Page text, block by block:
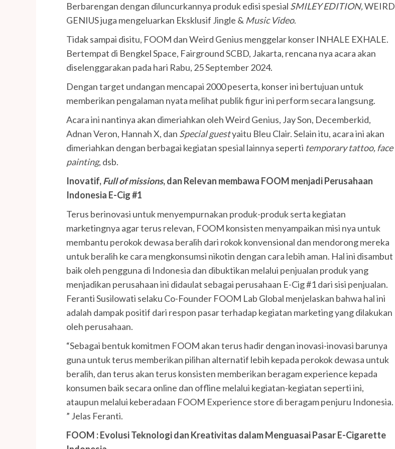
Berbarengan dengan diluncurkannya produk edisi spesial SMILEY EDITION,WEIRD
GENIUS juga mengeluarkan Eksklusif Jingle & Music Video.
Tidak sampai disitu, FOOM dan Weird Genius menggelar konser INHALE EXHALE.
Bertempat di Bengkel Space, Fairground SCBD, Jakarta, rencana nya acara akan
diselenggarakan pada hari Rabu, 25 September 2024.
Dengan target undangan mencapai 2000 peserta, konser ini bertujuan untuk
memberikan pengalaman nyata melihat publik figur ini perform secara langsung.
Acara ini nantinya akan dimeriahkan oleh Weird Genius, Jay Son, Decemberkid,
Adnan Veron, Hannah X, dan Special guestyaitu Bleu Clair. Selain itu, acara ini akan
dimeriahkan dengan berbagai kegiatan spesial lainnya seperti temporary tattoo, face
painting, dsb.
Inovatif,Full of missions, dan Relevan membawa FOOM menjadi Perusahaan
Indonesia E-Cig #1
Terus berinovasi untuk menyempurnakan produk-produk serta kegiatan
marketingnya agar terus relevan, FOOM konsisten menyampaikan misi nya untuk
membantu perokok dewasa beralih dari rokok konvensional dan mendorong mereka
untuk beralih ke cara mengkonsumsi nikotin dengan cara lebih aman. Hal ini disambut
baik oleh pengguna di Indonesia dan dibuktikan melalui penjualan produk yang
menjadikan perusahaan ini didaulat sebagai perusahaan E-Cig #1 dari sisi penjualan.
Feranti Susilowati selaku Co-Founder FOOM Lab Global menjelaskan bahwa hal ini
adalah dampak positif dari respon pasar terhadap kegiatan marketing yang dilakukan
oleh perusahaan.
“Sebagai bentuk komitmen FOOM akan terus hadir dengan inovasi-inovasi barunya
guna untuk terus memberikan pilihan alternatif lebih kepada perokok dewasa untuk
beralih, dan terus akan terus konsisten memberikan beragam experience kepada
konsumen baik secara online dan offline melalui kegiatan-kegiatan seperti ini,
ataupun melalui keberadaan FOOM Experience store di beragam penjuru Indonesia.
” Jelas Feranti.
FOOM : Evolusi Teknologi dan Kreativitas dalam Menguasai Pasar E-Cigarette